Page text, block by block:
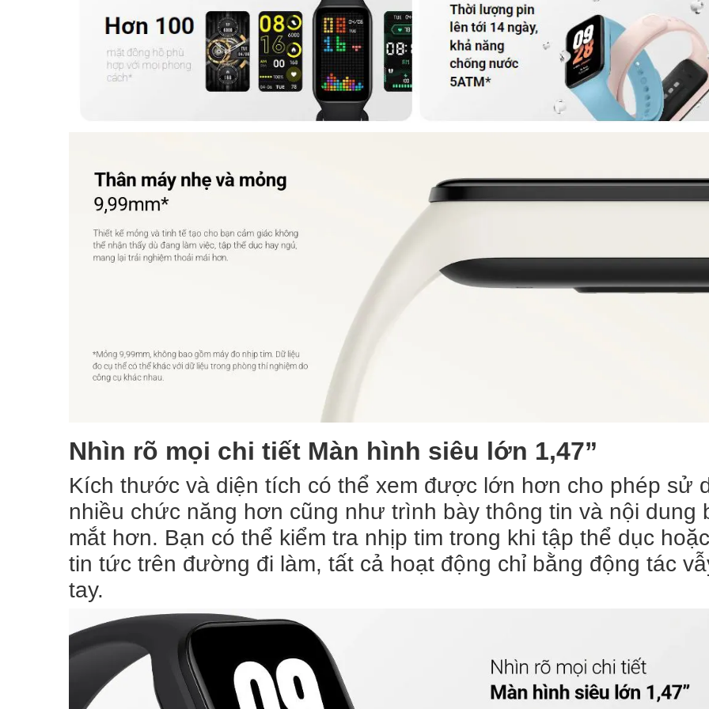
Nhìn rõ mọi chi tiết Màn hình siêu lớn 1,47”
Kích thước và diện tích có thể xem được lớn hơn cho phép sử
nhiều chức năng hơn cũng như trình bày thông tin và nội dung
mắt hơn. Bạn có thể kiểm tra nhịp tim trong khi tập thể dục
tin tức trên đường đi làm, tất cả hoạt động chỉ bằng động tác
tay.